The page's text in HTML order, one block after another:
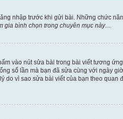
nhập trước khi gửi bài. Những chức
gia bình chọn trong chuyên mục này…
vào nút sửa bài trong bài viết tương
số lần mà bạn đã sửa cùng với ngày
do vì sao sửa bài viết của bạn theo quan